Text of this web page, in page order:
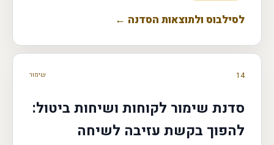
לסילבוס ולתוצאות הסדנה ←
14 שימור
סדנת שימור לקוחות ושיחות ביטול:
להפוך בקשת עזיבה לשיחה